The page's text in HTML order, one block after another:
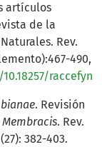
artículos
de la
Rev.
490,
raccefyn
. Revisión
Membracis. Rev.
382-403.